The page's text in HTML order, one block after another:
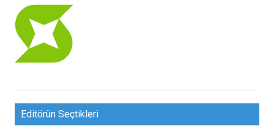
Editörün Seçtikleri